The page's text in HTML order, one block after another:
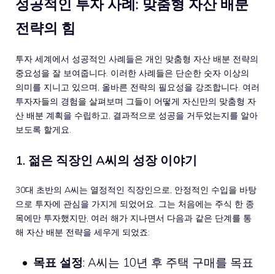
성공적인 투자 사례: 맞춤형 자산 배분
전략의 힘
투자 세계에서 성공적인 사례들은 개인 맞춤형 자산 배분 전략의
중요성을 잘 보여줍니다. 이러한 사례들은 단순한 숫자 이상의
의미를 지니고 있으며, 올바른 전략의 필요성을 강조합니다. 여러
투자자들의 경험을 살펴보며 그들이 어떻게 자신만의 맞춤형 자
산 배분 계획을 수립하고, 결과적으로 성공을 거두었는지를 알아
보도록 할게요.
1. 젊은 직장인 A씨의 성장 이야기
30대 초반의 A씨는 열정적인 직장인으로, 안정적인 수입을 바탕
으로 투자에 관심을 가지게 되었어요. 그는 처음에는 주식 한 종
목에만 투자했지만, 여러 해가 지나면서 다음과 같은 단계를 통
해 자산 배분 전략을 세우게 되었죠:
목표 설정: A씨는 10년 후 주택 구매를 목표